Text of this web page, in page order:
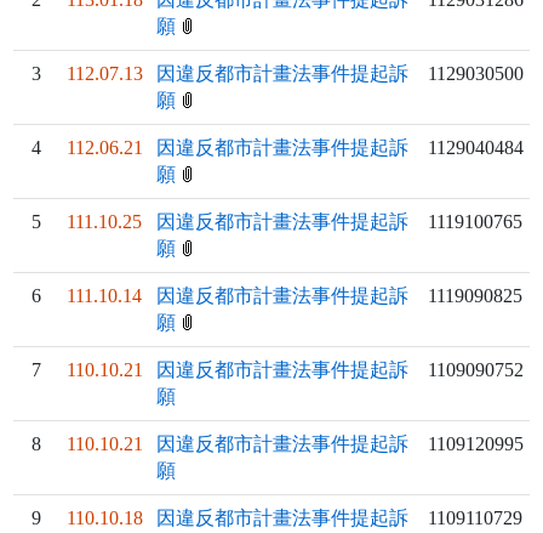
願
3 112.07.13
因違反都市計畫法事件提起訴
願
1129030500
4 112.06.21
因違反都市計畫法事件提起訴
願
1129040484
5 111.10.25
因違反都市計畫法事件提起訴
願
1119100765
6 111.10.14
因違反都市計畫法事件提起訴
願
1119090825
7 110.10.21
因違反都市計畫法事件提起訴
願
1109090752
8 110.10.21
因違反都市計畫法事件提起訴
願
1109120995
9 110.10.18
因違反都市計畫法事件提起訴
1109110729